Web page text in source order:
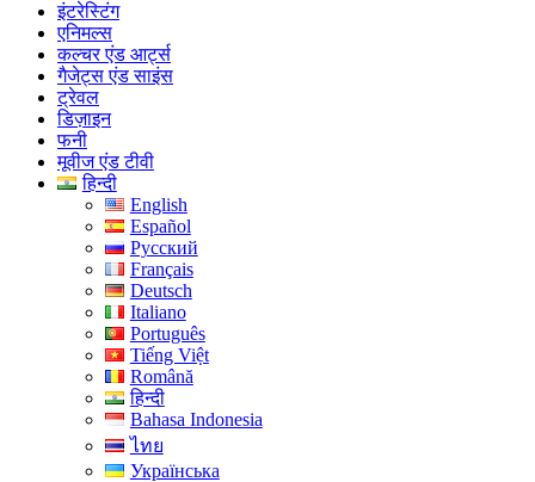
इंटरेस्टिंग
एनिमल्स
कल्चर एंड आर्ट्स
गैजेट्स एंड साइंस
ट्रेवल
डिज़ाइन
फनी
मूवीज एंड टीवी
हिन्दी
English
Español
Русский
Français
Deutsch
Italiano
Português
Tiếng Việt
Română
हिन्दी
Bahasa Indonesia
ไทย
Українська